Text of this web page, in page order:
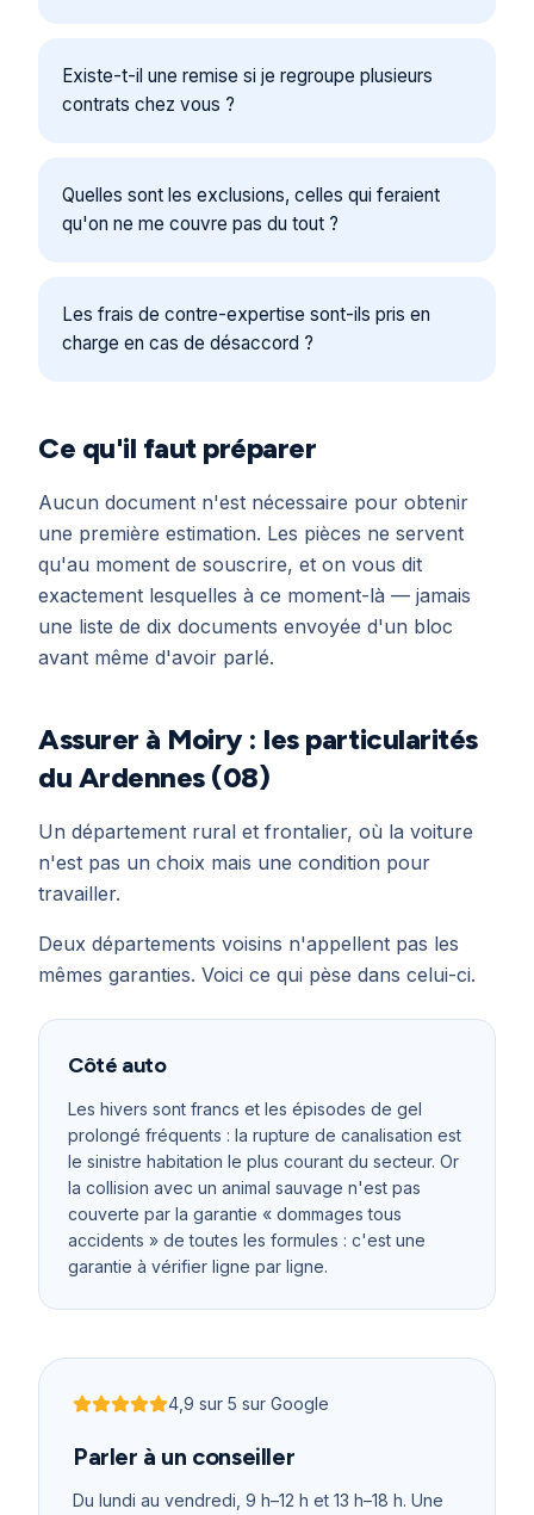
Existe-t-il une remise si je regroupe plusieurs
contrats chez vous ?
Quelles sont les exclusions, celles qui feraient
qu'on ne me couvre pas du tout ?
Les frais de contre-expertise sont-ils pris en
charge en cas de désaccord ?
Ce qu'il faut préparer
Aucun document n'est nécessaire pour obtenir
une première estimation. Les pièces ne servent
qu'au moment de souscrire, et on vous dit
exactement lesquelles à ce moment-là — jamais
une liste de dix documents envoyée d'un bloc
avant même d'avoir parlé.
Assurer à Moiry : les particularités
du Ardennes (08)
Un département rural et frontalier, où la voiture
n'est pas un choix mais une condition pour
travailler.
Deux départements voisins n'appellent pas les
mêmes garanties. Voici ce qui pèse dans celui-ci.
Côté auto
Les hivers sont francs et les épisodes de gel
prolongé fréquents : la rupture de canalisation est
le sinistre habitation le plus courant du secteur. Or
la collision avec un animal sauvage n'est pas
couverte par la garantie « dommages tous
accidents » de toutes les formules : c'est une
garantie à vérifier ligne par ligne.
Noté4,9 sur 5
4,9 sur 5 sur Google
Parler à un conseiller
Du lundi au vendredi, 9 h–12 h et 13 h–18 h. Une